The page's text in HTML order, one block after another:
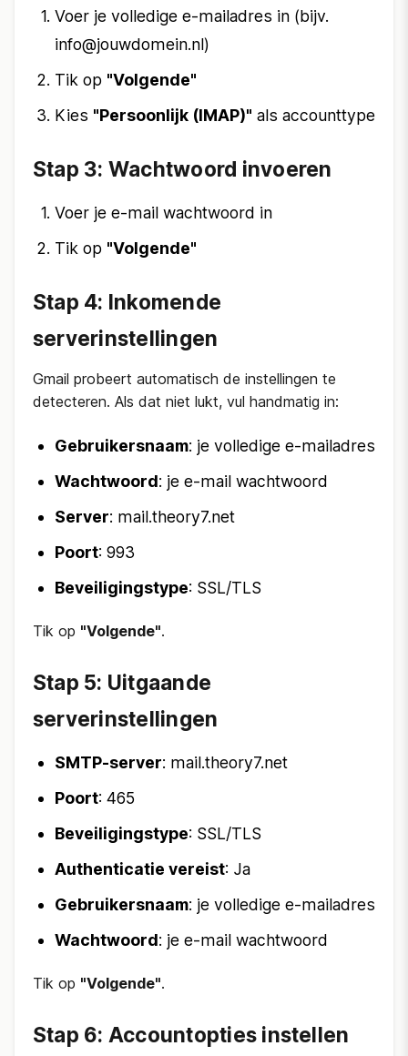
Voer je volledige e-mailadres in (bijv.
info@jouwdomein.nl)
Tik op "Volgende"
Kies "Persoonlijk (IMAP)" als accounttype
Stap 3: Wachtwoord invoeren
Voer je e-mail wachtwoord in
Tik op "Volgende"
Stap 4: Inkomende
serverinstellingen
Gmail probeert automatisch de instellingen te
detecteren. Als dat niet lukt, vul handmatig in:
Gebruikersnaam: je volledige e-mailadres
Wachtwoord: je e-mail wachtwoord
Server: mail.theory7.net
Poort: 993
Beveiligingstype: SSL/TLS
Tik op "Volgende".
Stap 5: Uitgaande
serverinstellingen
SMTP-server: mail.theory7.net
Poort: 465
Beveiligingstype: SSL/TLS
Authenticatie vereist: Ja
Gebruikersnaam: je volledige e-mailadres
Wachtwoord: je e-mail wachtwoord
Tik op "Volgende".
Stap 6: Accountopties instellen